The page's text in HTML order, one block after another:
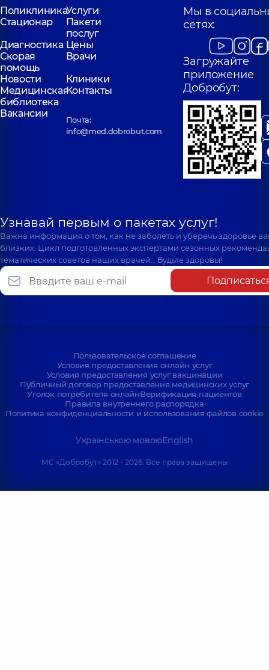
ПоликлиникаУслуги
Стационар
Пакети
послуг
Диагностика Цены
Скорая
помощь
Врачи
Новости
Клиники
Медицинская
библиотека
Контакты
Вакансии
Почта:
info@med.dobrobut.com
Мы в
сетях:
Загружайте
приложение
Добробут:
Узнавай первым о пакетах услуг!
Важна информация о том, как не заболеть и уберечь здоровье
близких. Цикл подготовленных экспертами сезонных
тематических советов наших врачей… Будьте здоровы!
Пользовательское соглашение
Условия предоставления онлайн услуг
Условия предоставления услуг вакцинации
Публичный договор предоставления медицинских услуг
Уголок потребителя онлайнВерификация пациентов
Правила внутреннего распорядка
Политика конфиденциальности и использования файлов cookie
Українською мовоюEnglish
МС «Добробут» 2012 - 2026. Все права защищены